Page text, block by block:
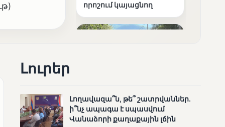
որոշում կայացնող
ՄՈՒՆԵՏԻԿ
Շարունակվում են
Փամբակ գետում
Լուրեր
Լողավազա՞ն, թե՞ շատրվաններ.
ի՞նչ ապագա է սպասվում
Վանաձորի քաղաքային լճին